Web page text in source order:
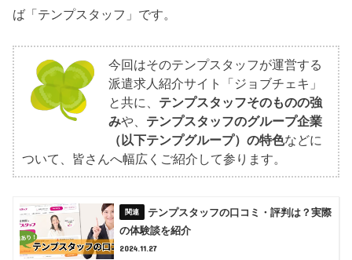
ば「テンプスタッフ」です。
今回はそのテンプスタッフが運営する
派遣求人紹介サイト「ジョブチェキ」
と共に、 テンプスタッフそのものの強
みや、 テンプスタッフのグループ企業
（以下テンプグループ）の特色などに
ついて、皆さんへ幅広くご紹介して参ります。
テンプスタッフの口コミ・評判は？実際
の体験談を紹介
2024.11.27